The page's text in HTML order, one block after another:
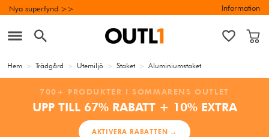
Nya superfynd >> Information
Hem > Trädgård > Utemiljö > Staket > Aluminiumstaket
700+ PRODUKTER I SOMMARENS OUTLET
UPP TILL 67% RABATT + 10% EXTRA
AKTIVERA RABATTEN →